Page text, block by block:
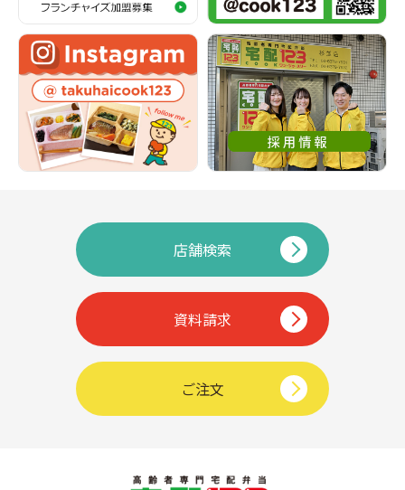
店舗検索
資料請求
ご注文